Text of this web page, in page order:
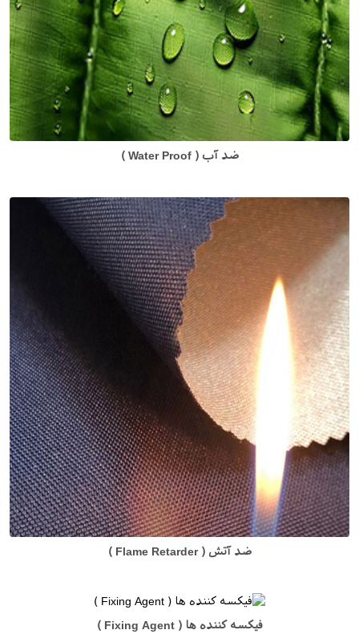
ضد آب ( Water Proof )
ضد آتش ( Flame Retarder )
فیکسه کننده ها ( Fixing Agent )